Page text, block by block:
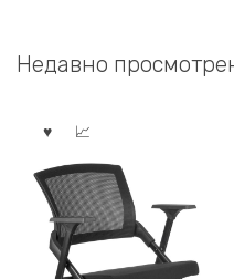
551,00 ₽.
Недавно